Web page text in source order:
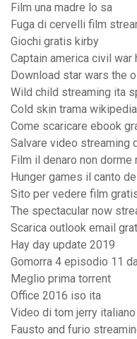
Film una madre lo sa
Fuga di cervelli film
Giochi gratis kirby
Captain america civil war
Download star wars the
Wild child streaming ita
Cold skin trama wikipedia
Come scaricare ebook
Salvare video streaming
Film il denaro non dorme
Hunger games il canto
Sito per vedere film
The spectacular now
Scarica outlook email
Hay day update 2019
Gomorra 4 episodio 11
Meglio prima torrent
Office 2016 iso ita
Video di tom jerry italiano
Fausto and furio